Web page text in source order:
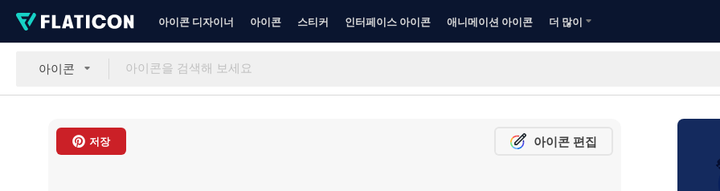
아이콘 디자이너 아이콘 스티커 인터페이스 아이콘 애니메이션 아이콘 더 많이
아이콘
저장 아이콘 편집